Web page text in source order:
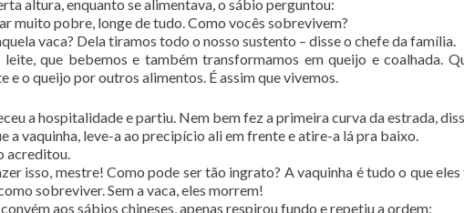
altura, enquanto se alimentava, o sábio perguntou:
muito pobre, longe de tudo. Como vocês sobrevivem?
vaca? Dela tiramos todo o nosso sustento – disse o chefe da família.
leite, que bebemos e também transformamos em queijo e coalhada.
e o queijo por outros alimentos. É assim que vivemos.
a hospitalidade e partiu. Nem bem fez a primeira curva da estrada,
a vaquinha, leve-a ao precipício ali em frente e atire-a lá pra baixo.
acreditou.
isso, mestre! Como pode ser tão ingrato? A vaquinha é tudo o que
sobreviver. Sem a vaca, eles morrem!
aos sábios chineses, apenas respirou fundo e repetiu a ordem: